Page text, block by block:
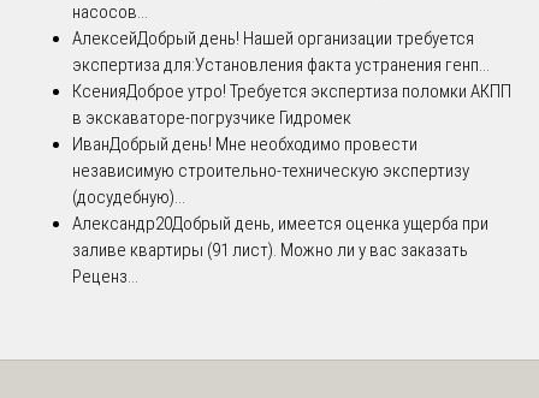
насосов...
АлексейДобрый день! Нашей организации требуется
экспертиза для:Установления факта устранения генп...
КсенияДоброе утро! Требуется экспертиза поломки АКПП
в экскаваторе-погрузчике Гидромек
ИванДобрый день! Мне необходимо провести
независимую строительно-техническую экспертизу
(досудебную)...
Александр20Добрый день, имеется оценка ущерба при
заливе квартиры (91 лист). Можно ли у вас заказать
Реценз...